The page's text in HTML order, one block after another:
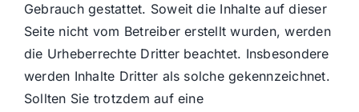
Gebrauch gestattet. Soweit die Inhalte auf dieser
Seite nicht vom Betreiber erstellt wurden, werden
die Urheberrechte Dritter beachtet. Insbesondere
werden Inhalte Dritter als solche gekennzeichnet.
Sollten Sie trotzdem auf eine